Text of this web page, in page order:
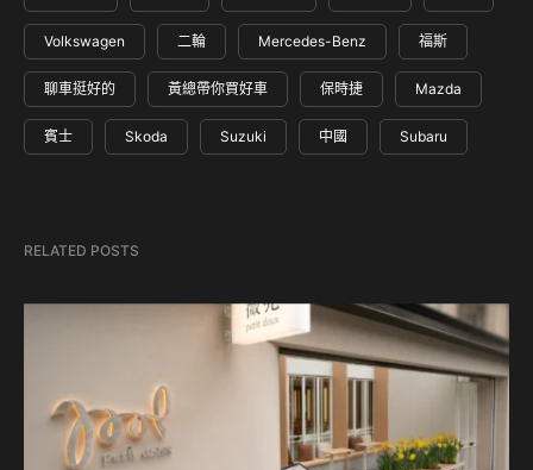
Volkswagen 二輪 Mercedes-Benz 福斯
聊車挺好的 黃總帶你買好車 保時捷 Mazda
賓士 Skoda Suzuki 中國 Subaru
RELATED POSTS